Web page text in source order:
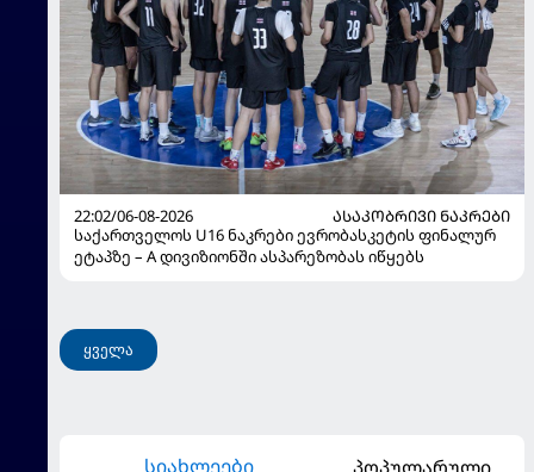
22:02/06-08-2026
ᲐᲡᲐᲙᲝᲑᲠᲘᲕᲘ ᲜᲐᲙᲠᲔᲑᲘ
საქართველოს U16 ნაკრები ევრობასკეტის ფინალურ
ეტაპზე – A დივიზიონში ასპარეზობას იწყებს
ყველა
სიახლეები